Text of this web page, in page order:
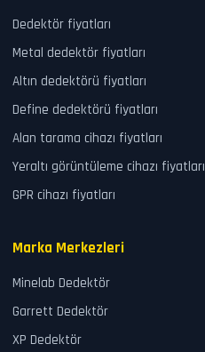
Dedektör fiyatları
Metal dedektör fiyatları
Altın dedektörü fiyatları
Define dedektörü fiyatları
Alan tarama cihazı fiyatları
Yeraltı görüntüleme cihazı fiyatları
GPR cihazı fiyatları
Marka Merkezleri
Minelab Dedektör
Garrett Dedektör
XP Dedektör